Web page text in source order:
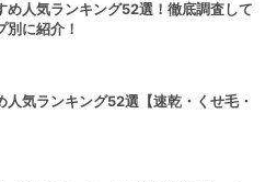
め人気ランキング52選！徹底調査して
別に紹介！
人気ランキング52選【速乾・くせ毛・